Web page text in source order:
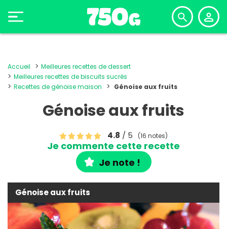
Accueil
Meilleures recettes de dessert
Meilleures recettes de biscuits sucrés
Recettes de génoise maison
Génoise aux fruits
Génoise aux fruits
4.8 / 5 (16 notes)
Je commente cette recette
Je note !
Génoise aux fruits